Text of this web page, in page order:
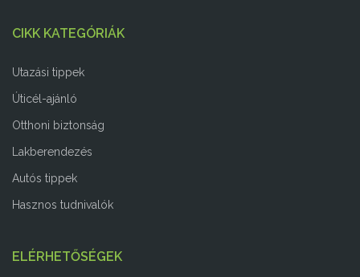
CIKK KATEGÓRIÁK
Utazási tippek
Úticél-ajánló
Otthoni biztonság
Lakberendezés
Autós tippek
Hasznos tudnivalók
ELÉRHETŐSÉGEK